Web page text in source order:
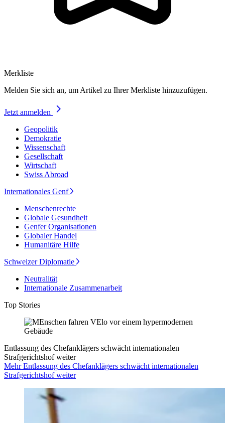
Merkliste
Melden Sie sich an, um Artikel zu Ihrer Merkliste hinzuzufügen.
Jetzt anmelden
Geopolitik
Demokratie
Wissenschaft
Gesellschaft
Wirtschaft
Swiss Abroad
Internationales Genf
Menschenrechte
Globale Gesundheit
Genfer Organisationen
Globaler Handel
Humanitäre Hilfe
Schweizer Diplomatie
Neutralität
Internationale Zusammenarbeit
Top Stories
Entlassung des Chefanklägers schwächt internationalen
Strafgerichtshof weiter
Mehr Entlassung des Chefanklägers schwächt internationalen
Strafgerichtshof weiter